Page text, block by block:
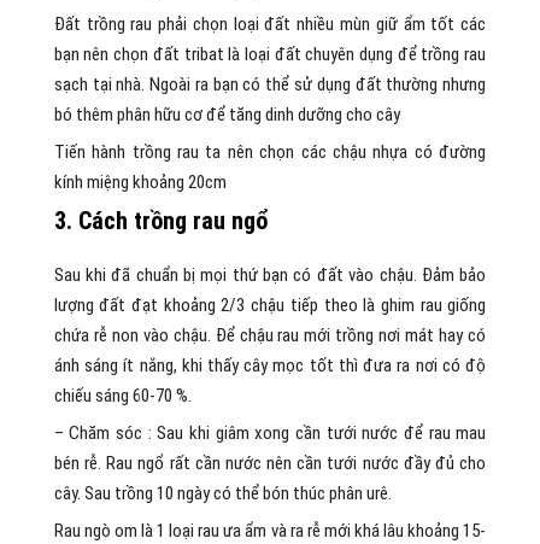
Đất trồng rau phải chọn loại đất nhiều mùn giữ ẩm tốt các
bạn nên chọn đất tribat là loại đất chuyên dụng để trồng rau
sạch tại nhà. Ngoài ra bạn có thể sử dụng đất thường nhưng
bó thêm phân hữu cơ để tăng dinh dưỡng cho cây
Tiến hành trồng rau ta nên chọn các chậu nhựa có đường
kính miệng khoảng 20cm
3. Cách trồng rau ngổ
Sau khi đã chuẩn bị mọi thứ bạn có đất vào chậu. Đảm bảo
lượng đất đạt khoảng 2/3 chậu tiếp theo là ghim rau giống
chứa rễ non vào chậu. Để chậu rau mới trồng nơi mát hay có
ánh sáng ít nắng, khi thấy cây mọc tốt thì đưa ra nơi có độ
chiếu sáng 60-70 %.
– Chăm sóc : Sau khi giâm xong cần tưới nước để rau mau
bén rễ. Rau ngổ rất cần nước nên cần tưới nước đầy đủ cho
cây. Sau trồng 10 ngày có thể bón thúc phân urê.
Rau ngò om là 1 loại rau ưa ẩm và ra rễ mới khá lâu khoảng 15-